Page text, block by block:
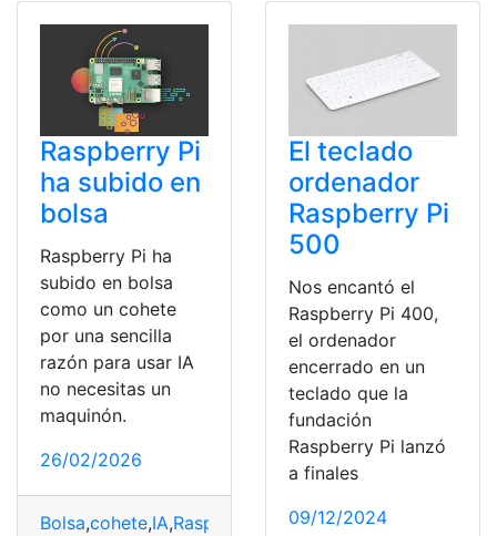
Raspberry Pi
ha subido en
bolsa
Raspberry Pi ha
subido en bolsa
como un cohete
por una sencilla
razón para usar IA
no necesitas un
maquinón.
26/02/2026
Bolsa,cohete,IA,Raspberry
El teclado
ordenador
Raspberry Pi
500
Nos encantó el
Raspberry Pi 400,
el ordenador
encerrado en un
teclado que la
fundación
Raspberry Pi lanzó
a finales
09/12/2024